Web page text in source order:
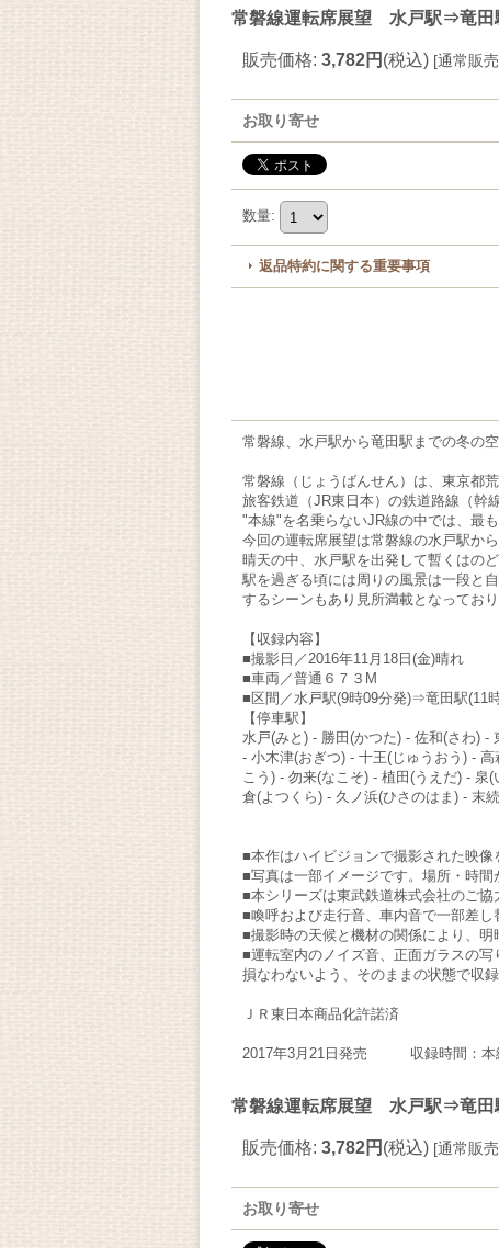
常磐線運転席展望 水戸駅⇒竜田
販売価格: 3,782円 (税込) [通常販
お取り寄せ
数量:
返品特約に関する重要事項
常磐線、水戸駅から竜田駅までの冬の
常磐線（じょうばんせん）は、東京都
旅客鉄道（JR東日本）の鉄道路線（幹
"本線"を名乗らないJR線の中では、最
今回の運転席展望は常磐線の水戸駅か
晴天の中、水戸駅を出発して暫くはの
駅を過ぎる頃には周りの風景は一段と
するシーンもあり見所満載となっており
【収録内容】
■撮影日／2016年11月18日(金)晴れ
■車両／普通６７３M
■区間／水戸駅(9時09分発)⇒竜田駅(11
【停車駅】
水戸(みと) - 勝田(かつた) - 佐和(さわ) -
- 小木津(おぎつ) - 十王(じゅうおう) -
こう) - 勿来(なこそ) - 植田(うえだ) - 泉
倉(よつくら) - 久ノ浜(ひさのはま) - 末
■本作はハイビジョンで撮影された映
■写真は一部イメージです。場所・時
■本シリーズは東武鉄道株式会社のご
■喚呼および走行音、車内音で一部差
■撮影時の天候と機材の関係により、
■運転室内のノイズ音、正面ガラスの
損なわないよう、そのままの状態で収
ＪＲ東日本商品化許諾済
2017年3月21日発売 収録時間：本
常磐線運転席展望 水戸駅⇒竜田
販売価格: 3,782円 (税込) [通常販
お取り寄せ